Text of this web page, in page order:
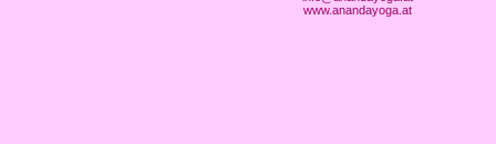
www.anandayoga.at